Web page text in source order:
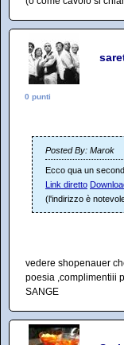
0 punti
Posted By: Marok
Ecco qua un
Link diretto
(l'indirizzo è
vedere shopenauer
poesia ,complimentiii
SANGE